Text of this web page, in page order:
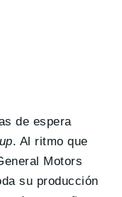
de espera
. Al ritmo que
Motors
su producción